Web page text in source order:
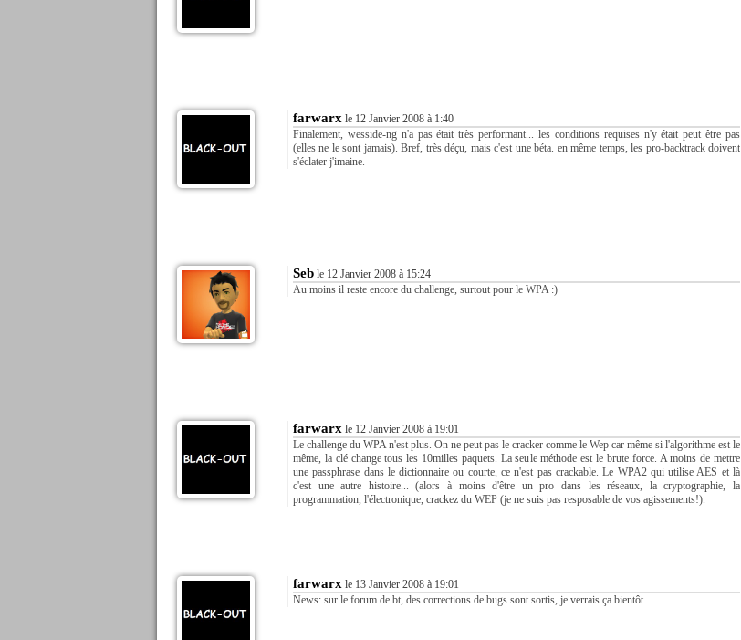
farwarx le 12 Janvier 2008 à 1:40
Finalement, wesside-ng n'a pas était très performant... les conditions requises n'y était peut être pas
(elles ne le sont jamais). Bref, très déçu, mais c'est une béta. en même temps, les pro-backtrack doivent
s'éclater j'imaine.
Seb le 12 Janvier 2008 à 15:24
Au moins il reste encore du challenge, surtout pour le WPA :)
farwarx le 12 Janvier 2008 à 19:01
Le challenge du WPA n'est plus. On ne peut pas le cracker comme le Wep car même si l'algorithme est le
même, la clé change tous les 10milles paquets. La seule méthode est le brute force. A moins de mettre
une passphrase dans le dictionnaire ou courte, ce n'est pas crackable. Le WPA2 qui utilise AES et là
c'est une autre histoire... (alors à moins d'être un pro dans les réseaux, la cryptographie, la
programmation, l'électronique, crackez du WEP (je ne suis pas resposable de vos agissements!).
farwarx le 13 Janvier 2008 à 19:01
News: sur le forum de bt, des corrections de bugs sont sortis, je verrais ça bientôt...